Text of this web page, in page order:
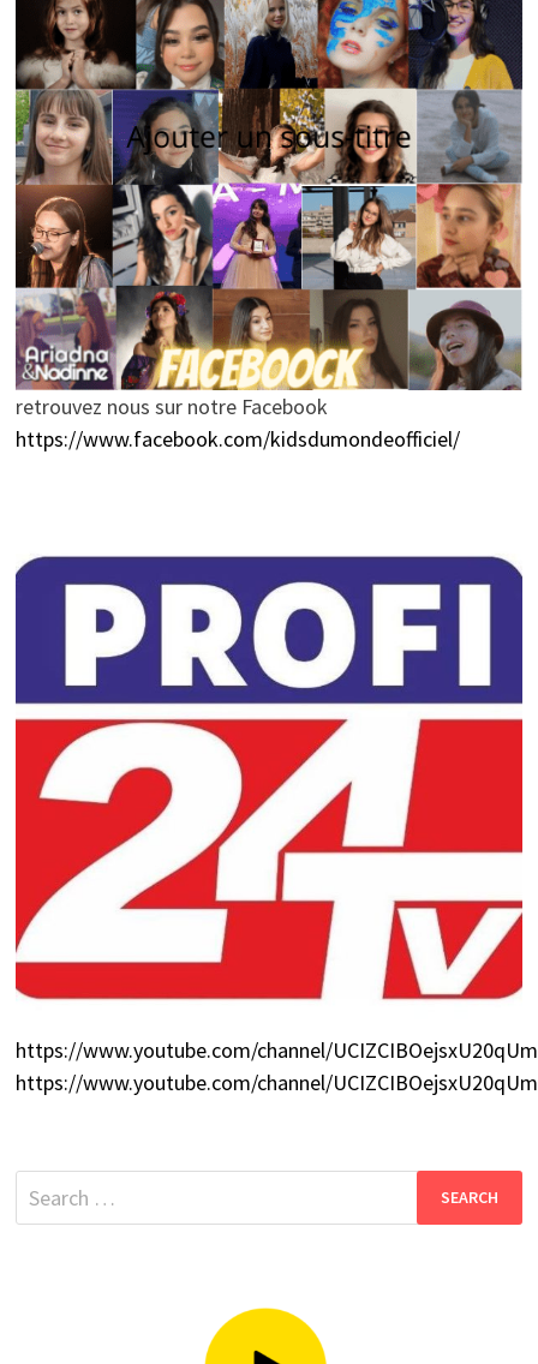
retrouvez nous sur notre Facebook
https://www.facebook.com/kidsdumondeofficiel/
https://www.youtube.com/channel/
https://www.youtube.com/channel/
Search
for: